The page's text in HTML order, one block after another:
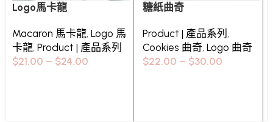
Logo馬卡龍
Macaron 馬卡龍, Logo 馬
卡龍, Product | 產品系列
$21.00 – $24.00
糖紙曲奇
Product | 產品系列 ,
Cookies 曲奇, Logo 曲奇
$22.00 – $30.00